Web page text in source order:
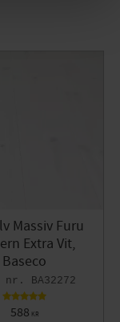
Massiv Furu
Extra Vit,
Baseco
BA32272
588 KR